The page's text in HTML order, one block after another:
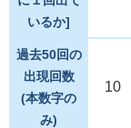
いるか]
過去50回の
出現回数
(本数字の
み)
10